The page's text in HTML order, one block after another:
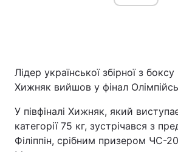
Головна Війна
Україна
Економіка Світ
Лідер української збірної з
Хижняк вийшов у фінал
У півфіналі Хижняк, який
категорії 75 кг, зустрічався з
Філіппін, срібним призером ЧС-